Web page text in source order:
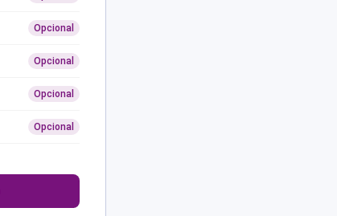
Opcional
Opcional
Opcional
Opcional